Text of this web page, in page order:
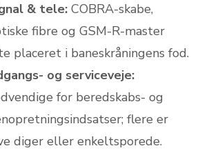
& tele: COBRA-skabe,
fibre og GSM-R-master
placeret i baneskråningens fod.
og serviceveje:
for beredskabs- og
flere er
diger eller enkeltsporede.